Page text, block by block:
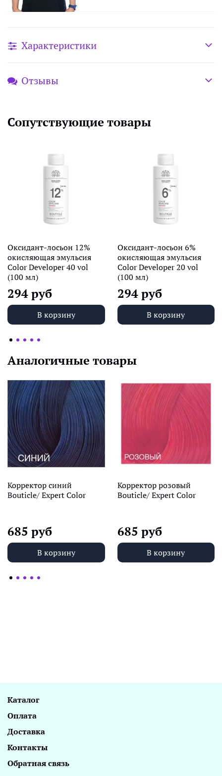
Характеристики
Отзывы
Сопутствующие товары
Оксидант-лосьон 12%
окисляющая эмульсия
Color Developer 40 vol
(100 мл)
294 руб
В корзину
Оксидант-лосьон 6%
окисляющая эмульсия
Color Developer 20 vol
(100 мл)
294 руб
В корзину
Аналогичные товары
Корректор синий
Bouticle/ Expert Color
685 руб
В корзину
Корректор розовый
Bouticle/ Expert Color
685 руб
В корзину
Каталог
Оплата
Доставка
Контакты
Обратная связь